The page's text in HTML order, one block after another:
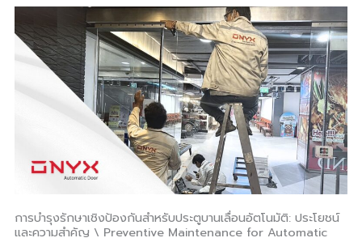
การบำรุงรักษาเชิงป้องกันสำหรับประตูบานเลื่อนอัตโนมัติ: ประโยชน์
และความสำคัญ \ Preventive Maintenance for Automatic